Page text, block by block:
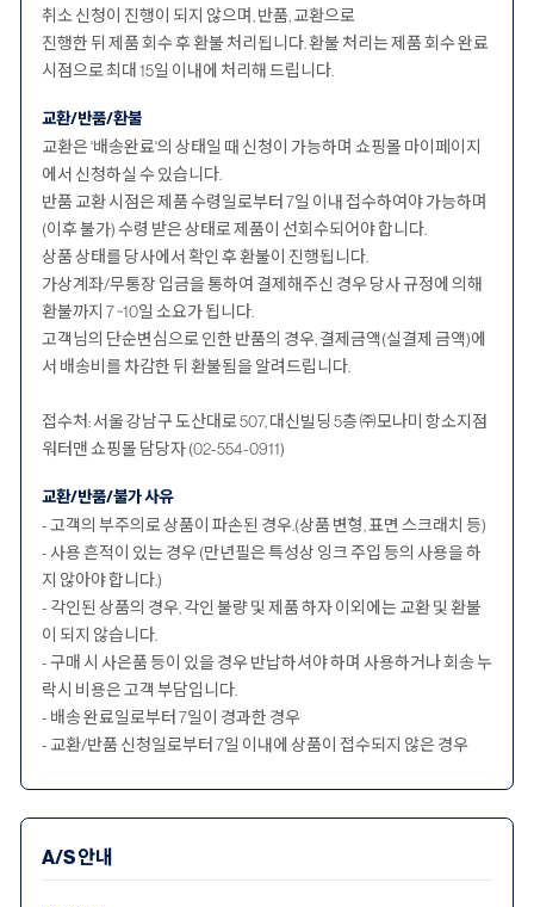
취소 신청이 진행이 되지 않으며, 반품, 교환으로
진행한 뒤 제품 회수 후 환불 처리됩니다. 환불 처리는 제품 회수 완료
시점으로 최대 15일 이내에 처리해 드립니다.
교환/반품/환불
교환은 '배송완료'의 상태일 때 신청이 가능하며 쇼핑몰 마이페이지
에서 신청하실 수 있습니다.
반품 교환 시점은 제품 수령일로부터 7일 이내 접수하여야 가능하며
(이후 불가) 수령 받은 상태로 제품이 선회수되어야 합니다.
상품 상태를 당사에서 확인 후 환불이 진행됩니다.
가상계좌/무통장 입금을 통하여 결제해주신 경우 당사 규정에 의해
환불까지 7 ~10일 소요가 됩니다.
고객님의 단순변심으로 인한 반품의 경우, 결제금액(실결제 금액)에
서 배송비를 차감한 뒤 환불됨을 알려드립니다.
접수처: 서울 강남구 도산대로 507, 대신빌딩 5층 ㈜모나미 항소지점
워터맨 쇼핑몰 담당자 (02-554-0911)
교환/반품/불가 사유
- 고객의 부주의로 상품이 파손된 경우.(상품 변형, 표면 스크래치 등)
- 사용 흔적이 있는 경우 (만년필은 특성상 잉크 주입 등의 사용을 하
지 않아야 합니다.)
- 각인된 상품의 경우, 각인 불량 및 제품 하자 이외에는 교환 및 환불
이 되지 않습니다.
- 구매 시 사은품 등이 있을 경우 반납하셔야 하며 사용하거나 회송 누
락시 비용은 고객 부담입니다.
- 배송 완료일로부터 7일이 경과한 경우
- 교환/반품 신청일로부터 7일 이내에 상품이 접수되지 않은 경우
A/S 안내